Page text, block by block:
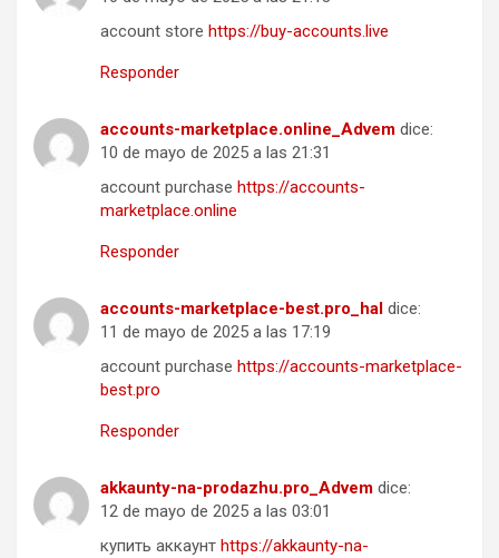
account store https://buy-accounts.live
Responder
accounts-marketplace.online_Advem dice:
10 de mayo de 2025 a las 21:31
account purchase https://accounts-
marketplace.online
Responder
accounts-marketplace-best.pro_hal dice:
11 de mayo de 2025 a las 17:19
account purchase https://accounts-marketplace-
best.pro
Responder
akkaunty-na-prodazhu.pro_Advem dice:
12 de mayo de 2025 a las 03:01
купить аккаунт https://akkaunty-na-